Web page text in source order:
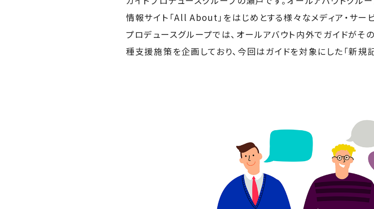
情報サイト「All About」をはじめとする様々なメディア・サー
プロデュースグループでは、オールアバウト内外でガイドが
種支援施策を企画しており、今回はガイドを対象にした「新規